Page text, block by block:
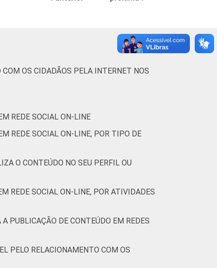
OS CIDADÃOS PELA INTERNET NOS
REDE SOCIAL ON-LINE
REDE SOCIAL ON-LINE, POR TIPO DE
O CONTEÚDO NO SEU PERFIL OU
REDE SOCIAL ON-LINE, POR ATIVIDADES
PUBLICAÇÃO DE CONTEÚDO EM REDES
PELO RELACIONAMENTO COM OS